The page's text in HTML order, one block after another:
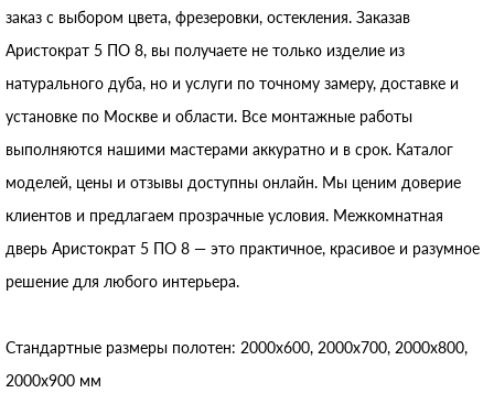
заказ с выбором цвета, фрезеровки, остекления. Заказав
Аристократ 5 ПО 8, вы получаете не только изделие из
натурального дуба, но и услуги по точному замеру, доставке и
установке по Москве и области. Все монтажные работы
выполняются нашими мастерами аккуратно и в срок. Каталог
моделей, цены и отзывы доступны онлайн. Мы ценим доверие
клиентов и предлагаем прозрачные условия. Межкомнатная
дверь Аристократ 5 ПО 8 — это практичное, красивое и разумное
решение для любого интерьера.
Стандартные размеры полотен: 2000x600, 2000x700, 2000x800,
2000x900 мм